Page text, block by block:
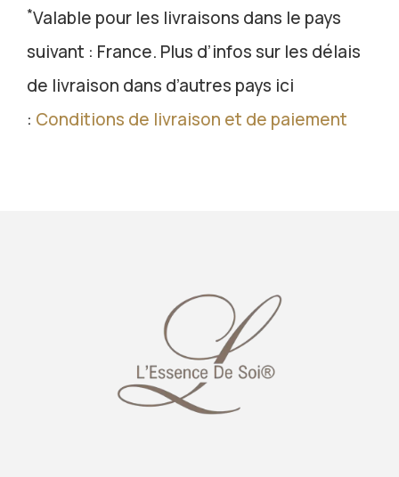
*Valable pour les livraisons dans le pays
suivant : France. Plus d’infos sur les délais
de livraison dans d’autres pays ici
: Conditions de livraison et de paiement